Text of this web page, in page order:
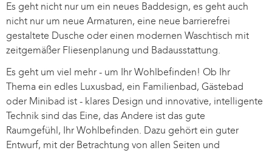
Es geht nicht nur um ein neues Baddesign, es geht auch
nicht nur um neue Armaturen, eine neue barrierefrei
gestaltete Dusche oder einen modernen Waschtisch mit
zeitgemäßer Fliesenplanung und Badausstattung.
Es geht um viel mehr - um Ihr Wohlbefinden! Ob Ihr
Thema ein edles Luxusbad, ein Familienbad, Gästebad
oder Minibad ist - klares Design und innovative, intelligente
Technik sind das Eine, das Andere ist das gute
Raumgefühl, Ihr Wohlbefinden. Dazu gehört ein guter
Entwurf, mit der Betrachtung von allen Seiten und